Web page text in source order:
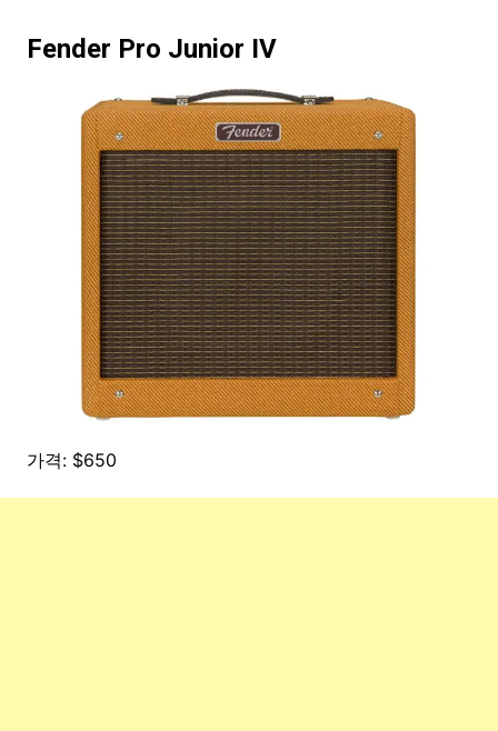
Fender Pro Junior IV
가격: $650